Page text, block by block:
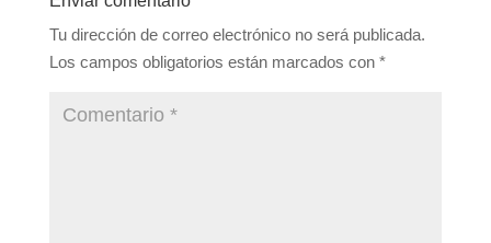
Tu dirección de correo electrónico no será publicada.
Los campos obligatorios están marcados con *